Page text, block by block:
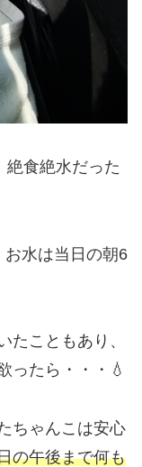
絶食絶水だった
お水は当日の朝6
たこともあり、
ったら・・・💧
ちゃんこは安心
の午後まで何も